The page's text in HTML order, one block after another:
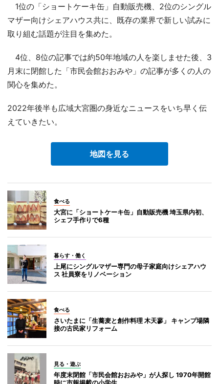
1位の「ショートケーキ缶」自動販売機、2位のシングル
マザー向けシェアハウス共に、既存の業界で新しい試みに
取り組む話題が注目を集めた。
4位、8位の記事では約50年地域の人を楽しませた後、3
月末に閉館した「市民会館おおみや」の記事が多くの人の
関心を集めた。
2022年後半も広域大宮圏の身近なニュースをいち早く伝
えていきたい。
地図を見る
食べる
大宮に「ショートケーキ缶」自動販売機 埼玉県内初、
シェフ手作りで6種
暮らす・働く
上尾にシングルマザー専門の母子家庭向けシェアハウ
ス 社員寮をリノベーション
食べる
さいたまに「生蕎麦と創作料理 木天蓼」 キャンプ場隣
接の古民家リフォーム
見る・遊ぶ
年度末閉館「市民会館おおみや」が人探し 1970年開館